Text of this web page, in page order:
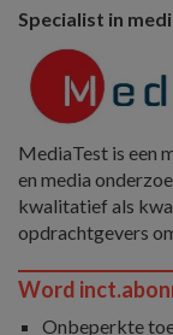
Specialist in
MediaTest is een
en media
kwalitatief als
opdrachtgevers
Word
Onbeperkte